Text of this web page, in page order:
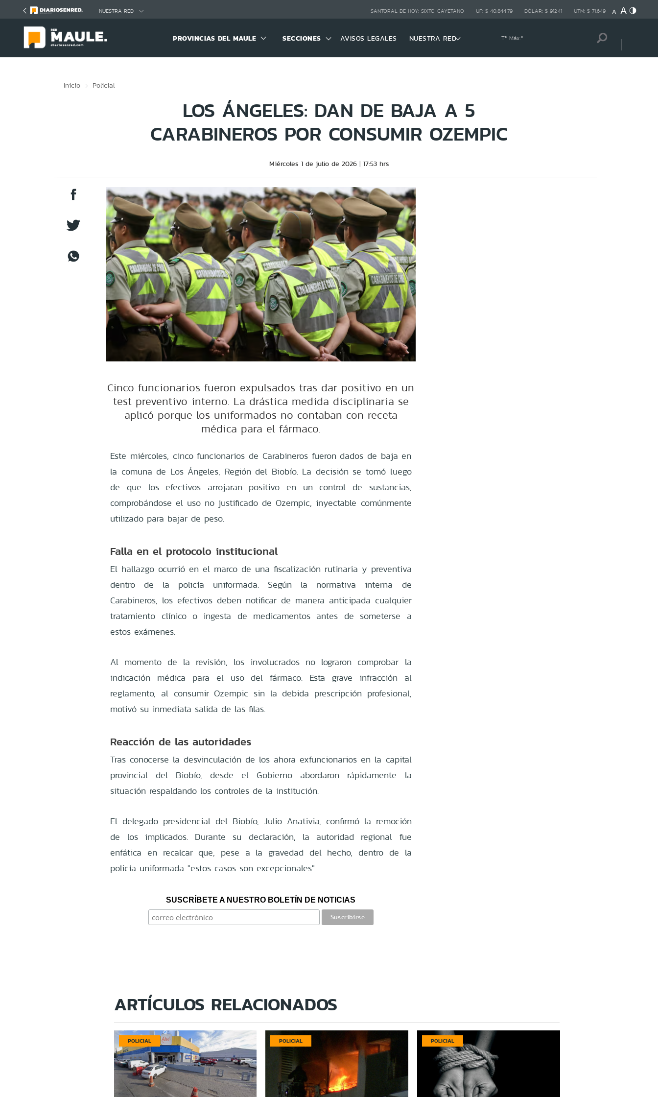
NUESTRA RED SANTORAL DE HOY: SIXTO, CAYETANO UF: $ 40.844,79 DÓLAR: $ 912,41 UTM: $ 71.649
PROVINCIAS DEL MAULE SECCIONES AVISOS LEGALES NUESTRA RED Tª Máx:º
Inicio Policial
LOS ÁNGELES: DAN DE BAJA A 5
CARABINEROS POR CONSUMIR OZEMPIC
Miércoles 1 de julio de 2026 17:53 hrs
Cinco funcionarios fueron expulsados tras dar positivo en un
test preventivo interno. La drástica medida disciplinaria se
aplicó porque los uniformados no contaban con receta
médica para el fármaco.
Este miércoles, cinco funcionarios de Carabineros fueron dados de baja en
la comuna de Los Ángeles, Región del Biobío. La decisión se tomó luego
de que los efectivos arrojaran positivo en un control de sustancias,
comprobándose el uso no justificado de Ozempic, inyectable comúnmente
utilizado para bajar de peso.
Falla en el protocolo institucional
El hallazgo ocurrió en el marco de una fiscalización rutinaria y preventiva
dentro de la policía uniformada. Según la normativa interna de
Carabineros, los efectivos deben notificar de manera anticipada cualquier
tratamiento clínico o ingesta de medicamentos antes de someterse a
estos exámenes.
Al momento de la revisión, los involucrados no lograron comprobar la
indicación médica para el uso del fármaco. Esta grave infracción al
reglamento, al consumir Ozempic sin la debida prescripción profesional,
motivó su inmediata salida de las filas.
Reacción de las autoridades
Tras conocerse la desvinculación de los ahora exfuncionarios en la capital
provincial del Biobío, desde el Gobierno abordaron rápidamente la
situación respaldando los controles de la institución.
El delegado presidencial del Biobío, Julio Anativia, confirmó la remoción
de los implicados. Durante su declaración, la autoridad regional fue
enfática en recalcar que, pese a la gravedad del hecho, dentro de la
policía uniformada "estos casos son excepcionales".
SUSCRÍBETE A NUESTRO BOLETÍN DE NOTICIAS
ARTÍCULOS RELACIONADOS
POLICIAL POLICIAL POLICIAL